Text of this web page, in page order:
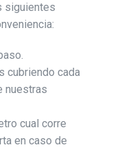
siguientes
cubriendo cada
nuestras
cual corre
en caso de